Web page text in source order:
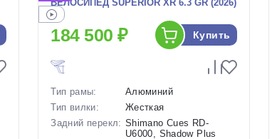
ВЕЛОСИПЕД SUPERIOR XR 6.3 GR (2026)
184 500 ₽ Купить
Тип рамы:
Алюминий
Тип вилки:
Жесткая
Задний перекл: Shimano Cues RD-
U6000, Shadow Plus